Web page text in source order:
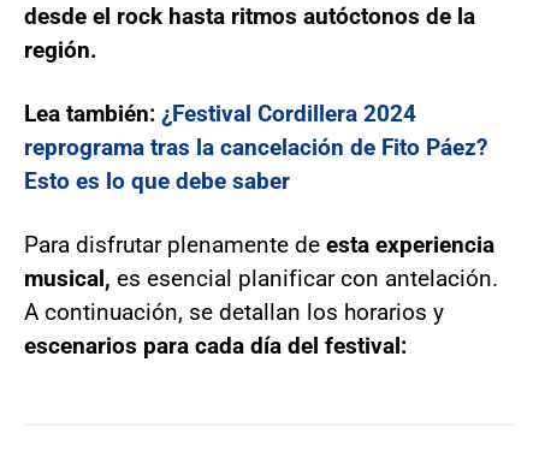
desde el rock hasta ritmos autóctonos de la
región.
Lea también: ¿Festival Cordillera 2024
reprograma tras la cancelación de Fito Páez?
Esto es lo que debe saber
Para disfrutar plenamente de esta experiencia
musical, es esencial planificar con antelación.
A continuación, se detallan los horarios y
escenarios para cada día del festival: